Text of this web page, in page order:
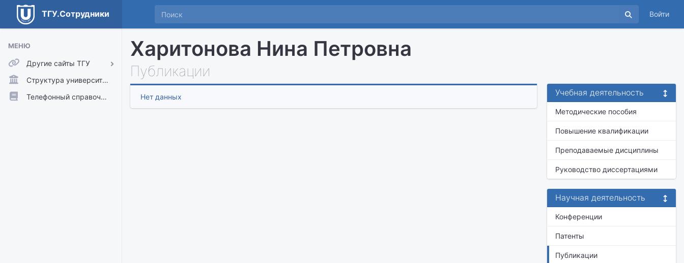
ТГУ.Сотрудники Войти
МЕНЮ
Другие сайты ТГУ
ТГУ.Аккаунты
ТГУ.Расписание
Структура университета
Телефонный справочник
Харитонова Нина Петровна
Публикации
Нет данных Учебная деятельность
Методические пособия
Повышение квалификации
Преподаваемые дисциплины
Руководство диссертациями
Научная деятельность
Конференции
Патенты
Публикации